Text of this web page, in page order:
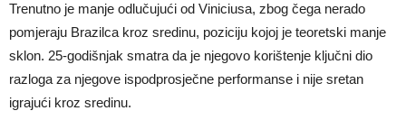
Trenutno je manje odlučujući od Viniciusa, zbog čega nerado
pomjeraju Brazilca kroz sredinu, poziciju kojoj je teoretski manje
sklon. 25-godišnjak smatra da je njegovo korištenje ključni dio
razloga za njegove ispodprosječne performanse i nije sretan
igrajući kroz sredinu.